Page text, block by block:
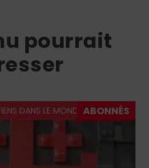
pourrait
INTERNATIONAL